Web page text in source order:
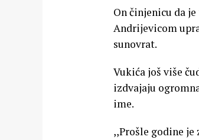
On činjenicu da
Andrijevicom
sunovrat.
Vukića još više
izdvajaju
ime.
,,Prošle godine